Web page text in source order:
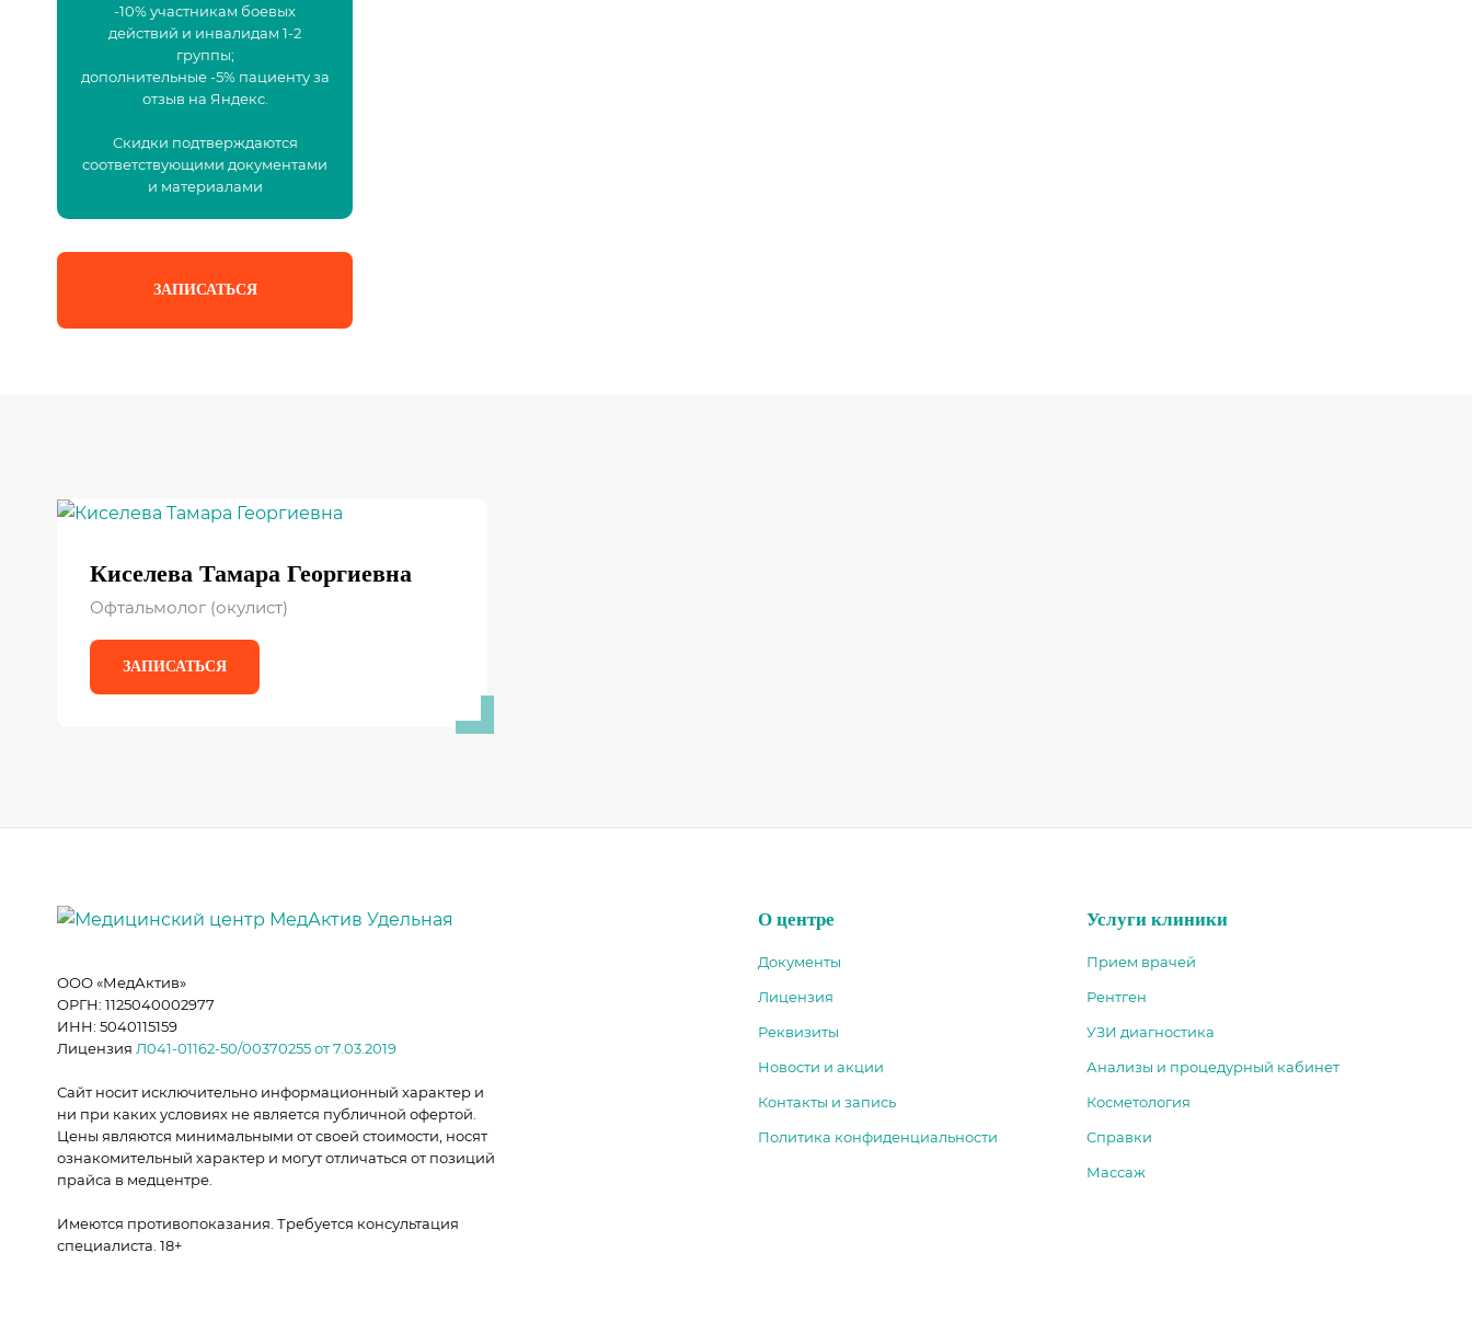
-10% участникам боевых
действий и инвалидам 1-2
группы;
дополнительные -5% пациенту за
отзыв на Яндекс.
Скидки подтверждаются
соответствующими документами
и материалами
ЗАПИСАТЬСЯ
Киселева Тамара Георгиевна
Офтальмолог (окулист)
ЗАПИСАТЬСЯ
ООО «МедАктив»
ОРГН: 1125040002977
ИНН: 5040115159
Лицензия Л041-01162-50/00370255 от 7.03.2019
Сайт носит исключительно информационный характер и
ни при каких условиях не является публичной офертой.
Цены являются минимальными от своей стоимости, носят
ознакомительный характер и могут отличаться от позиций
прайса в медцентре.
Имеются противопоказания. Требуется консультация
специалиста. 18+
О центре
Документы
Лицензия
Реквизиты
Новости и акции
Контакты и запись
Политика конфиденциальности
Услуги клиники
Прием врачей
Рентген
УЗИ диагностика
Анализы и процедурный кабинет
Косметология
Справки
Массаж